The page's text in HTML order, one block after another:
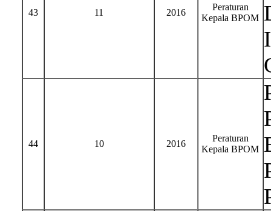
43 11 2016
Peraturan
Kepala BPOM
44 10 2016
Peraturan
Kepala BPOM